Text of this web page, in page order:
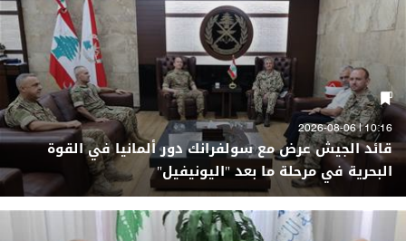
10:16 | 2026-08-06
قائد الجيش عرض مع سولفرانك دور ألمانيا في القوة
البحرية في مرحلة ما بعد "اليونيفيل"